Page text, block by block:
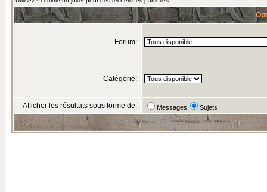
Forum:
Catégorie:
Afficher les résultats sous forme de: Messages Sujets